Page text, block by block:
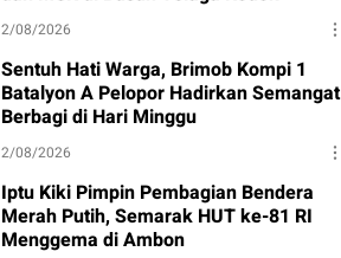
2/08/2026
Sentuh Hati Warga, Brimob Kompi 1
Batalyon A Pelopor Hadirkan Semangat
Berbagi di Hari Minggu
2/08/2026
Iptu Kiki Pimpin Pembagian Bendera
Merah Putih, Semarak HUT ke-81 RI
Menggema di Ambon